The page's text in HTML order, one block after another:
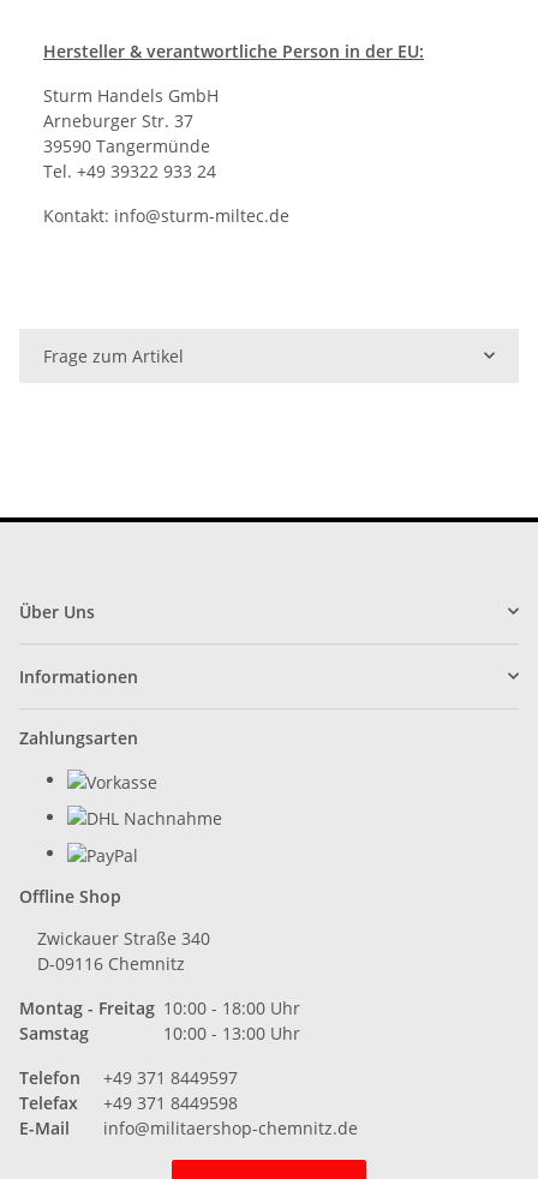
Hersteller & verantwortliche Person in der EU:
Sturm Handels GmbH
Arneburger Str. 37
39590 Tangermünde
Tel. +49 39322 933 24
Kontakt: info@sturm-miltec.de
Frage zum Artikel
Über Uns
Informationen
Zahlungsarten
Offline Shop
Zwickauer Straße 340
D-09116 Chemnitz
Montag - Freitag 10:00 - 18:00 Uhr
Samstag
10:00 - 13:00 Uhr
Telefon
+49 371 8449597
Telefax
+49 371 8449598
E-Mail
info@militaershop-chemnitz.de